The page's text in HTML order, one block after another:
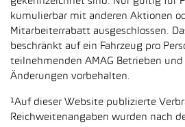
kumulierbar mit anderen Aktionen
Mitarbeiterrabatt ausgeschlossen.
beschränkt auf ein Fahrzeug pro
teilnehmenden AMAG Betrieben und
Änderungen vorbehalten.
¹Auf dieser Website publizierte
Reichweitenangaben wurden nach